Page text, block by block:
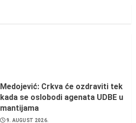
Medojević: Crkva će ozdraviti tek
kada se oslobodi agenata UDBE u
mantijama
9. AUGUST 2026.